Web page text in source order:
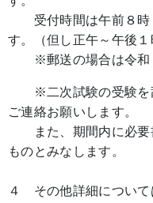
受付時間は午前８時
す。（但し正午～午後１
※郵送の場合は令和
※二次試験の受験を辞
ご連絡お願いします。
また、期間内に必要
ものとみなします。
４ その他詳細について